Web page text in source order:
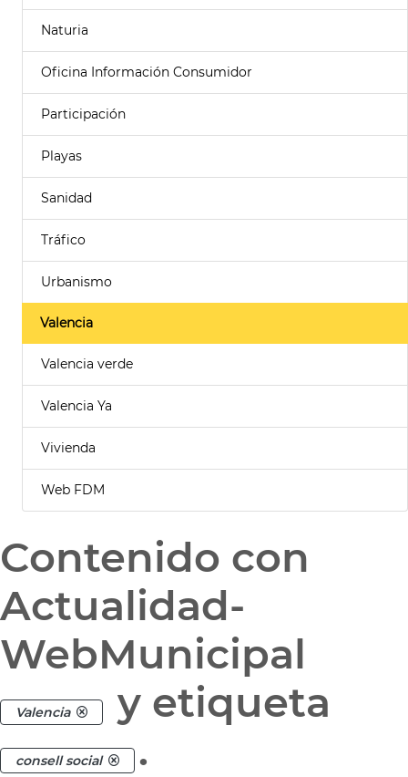
Naturia
Oficina Información Consumidor
Participación
Playas
Sanidad
Tráfico
Urbanismo
Valencia
Valencia verde
Valencia Ya
Vivienda
Web FDM
Contenido con
Actualidad-
WebMunicipal
Valencia y etiqueta
consell social .